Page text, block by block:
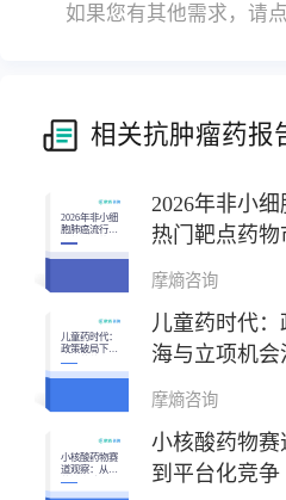
如果您有其他需求，请
相关抗肿瘤药报
2026年非小细
胞肺癌流行病
学趋势及热门
靶点药物市场
2026年非小
热门靶点药
摩熵咨询
儿童药时代：
政策破局下的
创新药蓝海与
立项机会洞察
儿童药时代
海与立项机会
摩熵咨询
小核酸药物赛
道观察：从成
药性突破到平
台化竞争
小核酸药物
到平台化竞争